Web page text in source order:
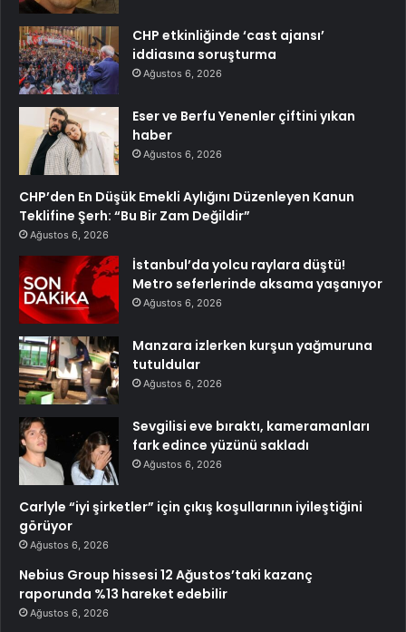
CHP etkinliğinde ‘cast ajansı’
iddiasına soruşturma
Ağustos 6, 2026
Eser ve Berfu Yenenler çiftini yıkan
haber
Ağustos 6, 2026
CHP’den En Düşük Emekli Aylığını Düzenleyen Kanun
Teklifine Şerh: “Bu Bir Zam Değildir”
Ağustos 6, 2026
İstanbul’da yolcu raylara düştü!
Metro seferlerinde aksama yaşanıyor
Ağustos 6, 2026
Manzara izlerken kurşun yağmuruna
tutuldular
Ağustos 6, 2026
Sevgilisi eve bıraktı, kameramanları
fark edince yüzünü sakladı
Ağustos 6, 2026
Carlyle “iyi şirketler” için çıkış koşullarının iyileştiğini
görüyor
Ağustos 6, 2026
Nebius Group hissesi 12 Ağustos’taki kazanç
raporunda %13 hareket edebilir
Ağustos 6, 2026